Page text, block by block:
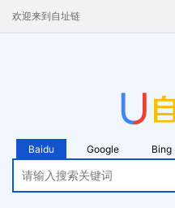
欢迎来到自址链
Baidu Google Bing